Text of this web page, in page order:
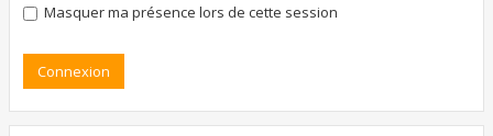
Masquer ma présence lors de cette session